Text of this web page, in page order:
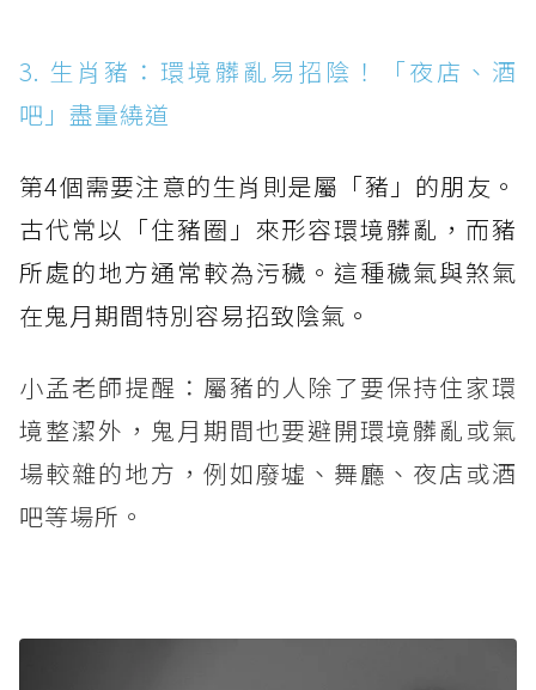
3. 生肖豬：環境髒亂易招陰！「夜店、酒
吧」盡量繞道
第4個需要注意的生肖則是屬「豬」的朋友。
古代常以「住豬圈」來形容環境髒亂，而豬
所處的地方通常較為污穢。這種穢氣與煞氣
在鬼月期間特別容易招致陰氣。
小孟老師提醒：屬豬的人除了要保持住家環
境整潔外，鬼月期間也要避開環境髒亂或氣
場較雜的地方，例如廢墟、舞廳、夜店或酒
吧等場所。